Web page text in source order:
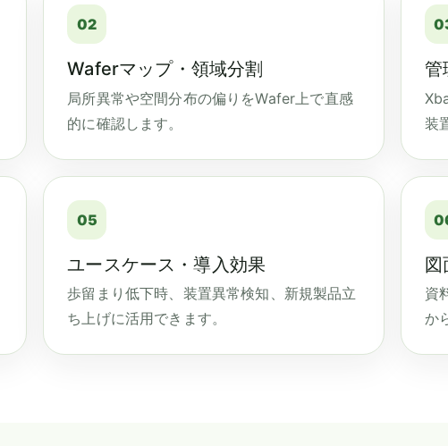
02
Waferマップ・領域分割
局所異常や空間分布の偏りをWafer上で直感
的に確認します。
管
装
05
ユースケース・導入効果
歩留まり低下時、装置異常検知、新規製品立
ち上げに活用できます。
図
資
か